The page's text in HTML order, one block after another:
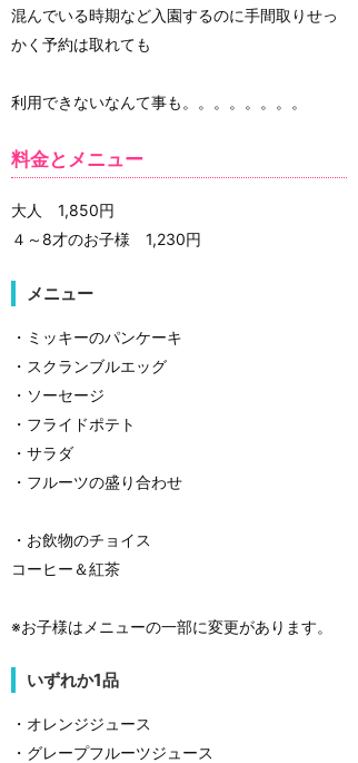
混んでいる時期など入園するのに手間取りせっ
かく予約は取れても
利用できないなんて事も。。。。。。。。
料金とメニュー
大人 1,850円
４～8才のお子様 1,230円
メニュー
・ミッキーのパンケーキ
・スクランブルエッグ
・ソーセージ
・フライドポテト
・サラダ
・フルーツの盛り合わせ
・お飲物のチョイス
コーヒー＆紅茶
※お子様はメニューの一部に変更があります。
いずれか1品
・オレンジジュース
・グレープフルーツジュース